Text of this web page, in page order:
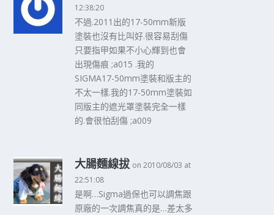
12:38:20
不過.2011出的17-50mm新版
塗裝也沒有比叫好.很容易刮傷
只要指甲如果不小心輝到也會
出現傷痕 ;a015 .我的
SIGMA17-50mm塗裝和版主的
不太一樣.我的17-50mm塗裝如
同版主的遮光罩塗裝完全一樣
的.會很怕刮傷 ;a009
大腸麵線拔 on 2010/08/03 at
22:51:08
是啊…Sigma過保也可以調焦跟
原廠的一次調焦真的是…差太多